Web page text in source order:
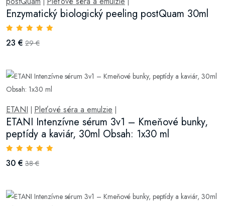
Enzymatický biologický peeling postQuam 30ml
23 € 29 €
ETANI Pleťové séra a emulzie
ETANI Intenzívne sérum 3v1 – Kmeňové bunky,
peptídy a kaviár, 30ml Obsah: 1x30 ml
30 € 38 €